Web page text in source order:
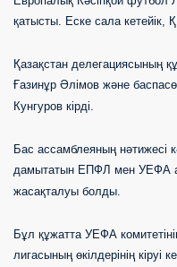
қатысты. Еске сала кетейік,
Қазақстан делегациясының
Ғазинұр Әлімов және
Кунгуров кірді.
Бас ассамблеяның нәтижесі
дамытатын ЕПФЛ мен УЕФА
жасақталуы болды.
Бұл құжатта УЕФА
лигасының өкілдерінің кіруі